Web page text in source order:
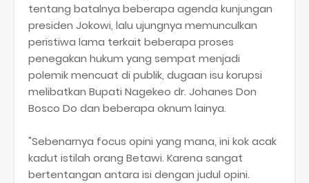
tentang batalnya beberapa agenda kunjungan
presiden Jokowi, lalu ujungnya memunculkan
peristiwa lama terkait beberapa proses
penegakan hukum yang sempat menjadi
polemik mencuat di publik, dugaan isu korupsi
melibatkan Bupati Nagekeo dr. Johanes Don
Bosco Do dan beberapa oknum lainya.
"Sebenarnya focus opini yang mana, ini kok acak
kadut istilah orang Betawi. Karena sangat
bertentangan antara isi dengan judul opini.